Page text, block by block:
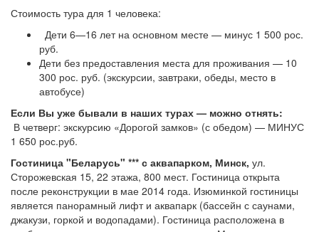
Сто­и­мость ту­ра для 1 че­ло­ве­ка:
Дети 6—16 лет на основном месте — минус 1 500 рос.
руб.
Дети без предоставления места для проживания — 10
300 рос. руб. (экскурсии, завтраки, обеды, место в
автобусе)
Если Вы уже бывали в наших турах — можно отнять:
В четверг: экскурсию «Дорогой замков» (с обедом) — МИНУС
1 650 рос.руб.
Гостиница "Беларусь" *** с аквапарком, Минск, ул.
Сторожевская 15, 22 этажа, 800 мест. Гостиница открыта
после реконструкции в мае 2014 года. Изюминкой гости­ни­цы
является панорамный лифт и аквапарк (бассейн с саунами,
джакузи, горкой и водопадами). Гостиница расположена в